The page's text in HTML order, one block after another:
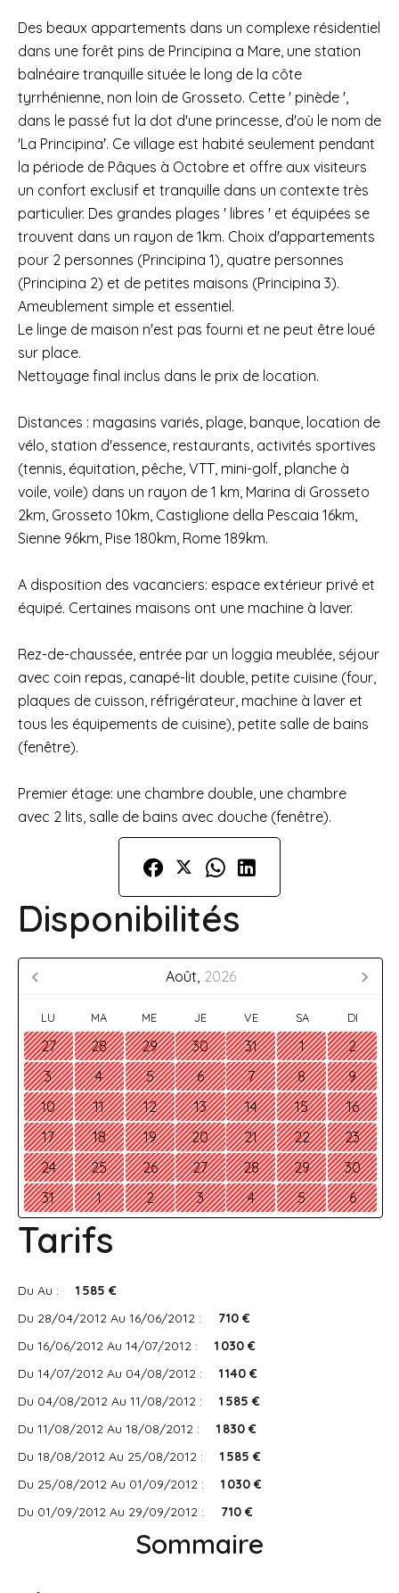
Des beaux appartements dans un complexe résidentiel
dans une forêt pins de Principina a Mare, une station
balnéaire tranquille située le long de la côte
tyrrhénienne, non loin de Grosseto. Cette ' pinède ',
dans le passé fut la dot d'une princesse, d'où le nom de
'La Principina'. Ce village est habité seulement pendant
la période de Pâques à Octobre et offre aux visiteurs
un confort exclusif et tranquille dans un contexte très
particulier. Des grandes plages ' libres ' et équipées se
trouvent dans un rayon de 1km. Choix d'appartements
pour 2 personnes (Principina 1), quatre personnes
(Principina 2) et de petites maisons (Principina 3).
Ameublement simple et essentiel.
Le linge de maison n'est pas fourni et ne peut être loué
sur place.
Nettoyage final inclus dans le prix de location.
Distances : magasins variés, plage, banque, location de
vélo, station d'essence, restaurants, activités sportives
(tennis, équitation, pêche, VTT, mini-golf, planche à
voile, voile) dans un rayon de 1 km, Marina di Grosseto
2km, Grosseto 10km, Castiglione della Pescaia 16km,
Sienne 96km, Pise 180km, Rome 189km.
A disposition des vacanciers: espace extérieur privé et
équipé. Certaines maisons ont une machine à laver.
Rez-de-chaussée, entrée par un loggia meublée, séjour
avec coin repas, canapé-lit double, petite cuisine (four,
plaques de cuisson, réfrigérateur, machine à laver et
tous les équipements de cuisine), petite salle de bains
(fenêtre).
Premier étage: une chambre double, une chambre
avec 2 lits, salle de bains avec douche (fenêtre).
Disponibilités
Août, 2026
LU MA ME JE VE SA DI
27 28 29 30 31 1
2
3
4 5 6 7 8
9
10
11 12 13 14 15
16
17
18 19 20 21 22
23
24
25 26 27 28 29
30
31
1 2 3 4 5 6
Tarifs
Du Au :
1 585 €
Du 28/04/2012 Au 16/06/2012 :
710 €
Du 16/06/2012 Au 14/07/2012 :
1 030 €
Du 14/07/2012 Au 04/08/2012 :
1 140 €
Du 04/08/2012 Au 11/08/2012 :
1 585 €
Du 11/08/2012 Au 18/08/2012 :
1 830 €
Du 18/08/2012 Au 25/08/2012 :
1 585 €
Du 25/08/2012 Au 01/09/2012 :
1 030 €
Du 01/09/2012 Au 29/09/2012 :
710 €
Sommaire